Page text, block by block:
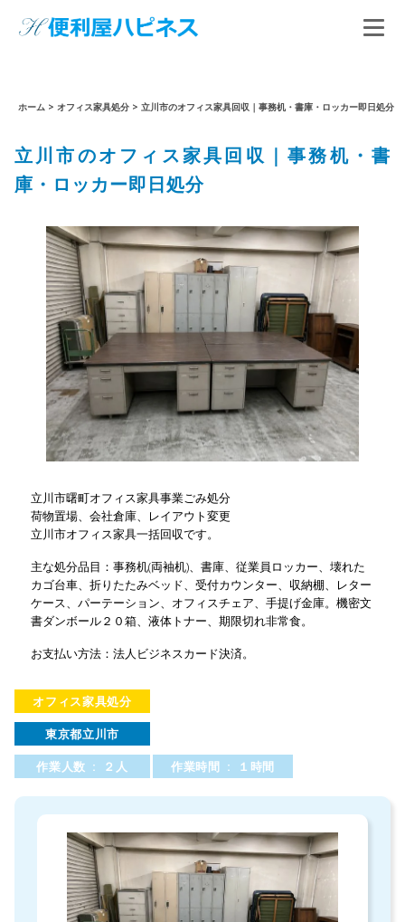
ホーム > オフィス家具処分 > 立川市のオフィス家具回収｜事務机・書庫・ロッカー即日処分
立川市のオフィス家具回収｜事務机・書
庫・ロッカー即日処分
立川市曙町オフィス家具事業ごみ処分
荷物置場、会社倉庫、レイアウト変更
立川市オフィス家具一括回収です。
主な処分品目：事務机(両袖机)、書庫、従業員ロッカー、壊れた
カゴ台車、折りたたみベッド、受付カウンター、収納棚、レター
ケース、パーテーション、オフィスチェア、手提げ金庫。機密文
書ダンボール２０箱、液体トナー、期限切れ非常食。
お支払い方法：法人ビジネスカード決済。
オフィス家具処分
東京都立川市
作業人数 : ２人
作業時間 : １時間